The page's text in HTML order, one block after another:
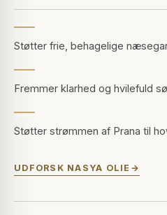
Støtter frie, behagelige
Fremmer klarhed og hvilefuld
Støtter strømmen af Prana til
UDFORSK NASYA OLIE